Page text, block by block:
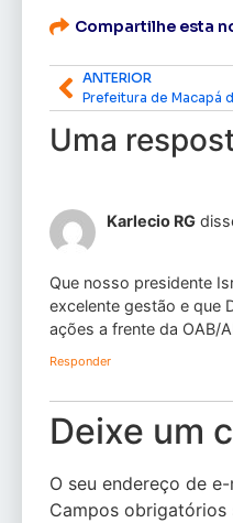
Compartilhe esta
ANTERIOR
Uma
Karlecio RG
Que nosso presidente
excelente gestão e que
ações a frente da OAB/
Responder
Deixe um
O seu endereço de
Campos obrigatórios